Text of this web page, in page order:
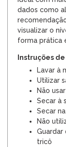
dados como
visualizar o
forma prática
Instruções
Lavar à
Utilizar
Não
Secar à
Secar
Não
Guardar
tricô